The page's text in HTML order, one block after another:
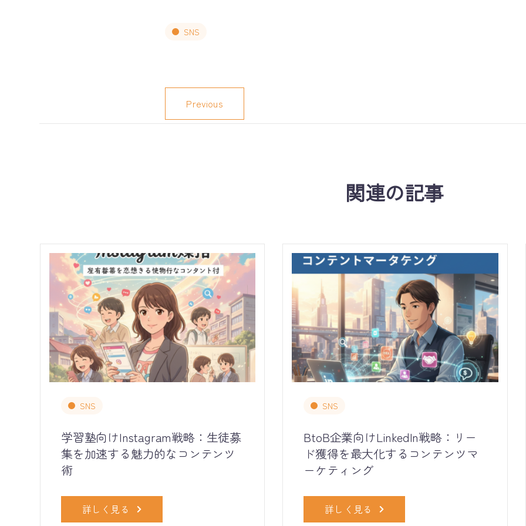
SNS
Previous
関連の記事
SNS
学習塾向けInstagram戦略：生徒募
集を加速する魅力的なコンテンツ
術
詳しく見る
SNS
BtoB企業向けLinkedIn戦略：リー
ド獲得を最大化するコンテンツマ
ーケティング
詳しく見る